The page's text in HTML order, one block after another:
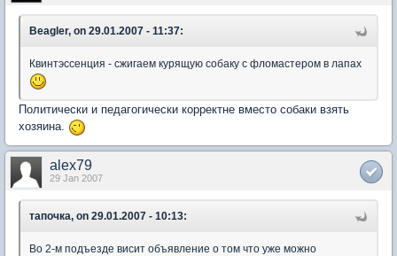
Beagler, on 29.01.2007 - 11:37:
Квинтэссенция - сжигаем курящую собаку с фломастером в лапах
Политически и педагогически корректне вместо собаки взять
хозяина.
alex79
29 Jan 2007
тапочка, on 29.01.2007 - 10:13:
Во 2-м подъезде висит объявление о том что уже можно